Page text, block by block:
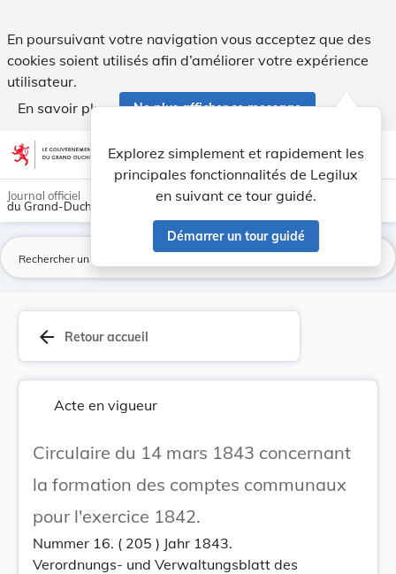
En poursuivant votre navigation vous acceptez que des
cookies soient utilisés afin d’améliorer votre expérience
utilisateur.
En savoir plus
Ne plus afficher ce message
Aller au contenu account_circle help Aide
Explorez simplement et rapidement les
principales fonctionnalités de Legilux
en suivant ce tour guidé.
Démarrer un tour guidé
light_mode dark_mode
Journal officiel
du Grand-Duché de Luxembourg
arrow_back Retour accueil
Acte en vigueur
Circulaire du 14 mars 1843 concernant
la formation des comptes communaux
pour l'exercice 1842.
Nummer 16. ( 205 ) Jahr 1843.
Verordnungs- und Verwaltungsblatt des